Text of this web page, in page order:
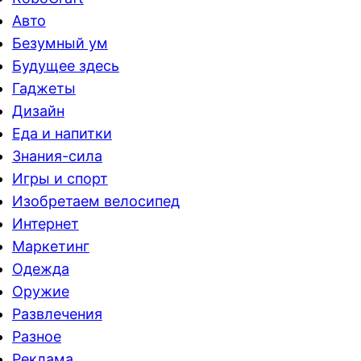
Авто
Безумный ум
Будущее здесь
Гаджеты
Дизайн
Еда и напитки
Знания-сила
Игры и спорт
Изобретаем велосипед
Интернет
Маркетинг
Одежда
Оружие
Развлечения
Разное